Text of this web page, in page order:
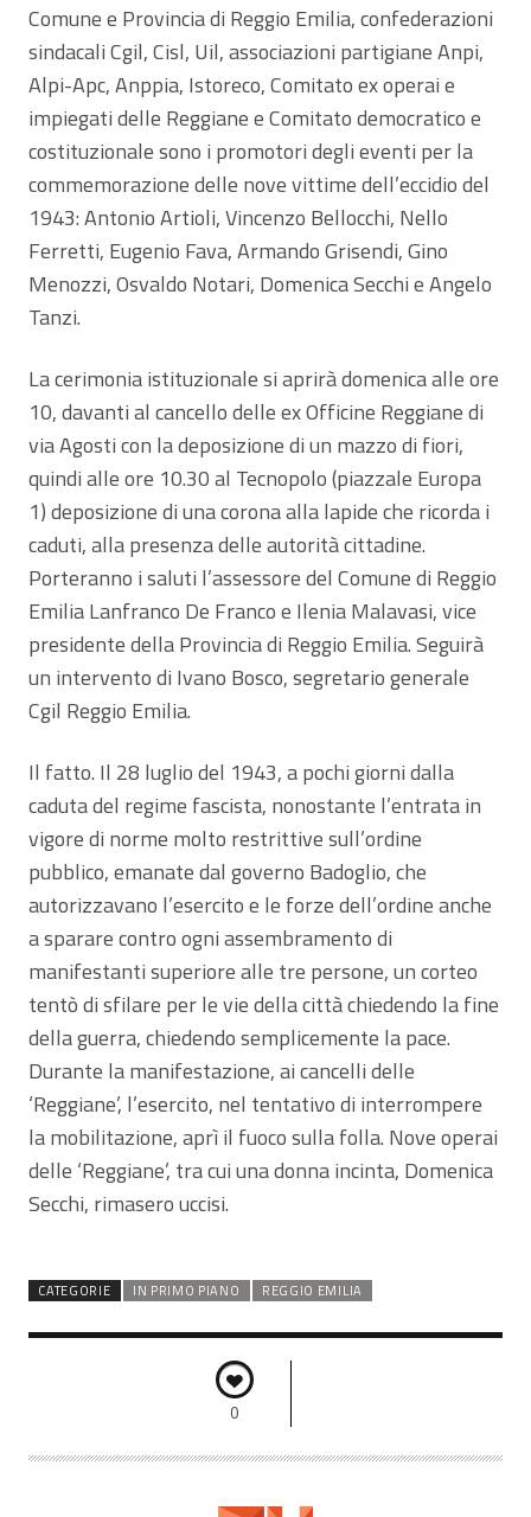
Comune e Provincia di Reggio Emilia, confederazioni
sindacali Cgil, Cisl, Uil, associazioni partigiane Anpi,
Alpi-Apc, Anppia, Istoreco, Comitato ex operai e
impiegati delle Reggiane e Comitato democratico e
costituzionale sono i promotori degli eventi per la
commemorazione delle nove vittime dell’eccidio del
1943: Antonio Artioli, Vincenzo Bellocchi, Nello
Ferretti, Eugenio Fava, Armando Grisendi, Gino
Menozzi, Osvaldo Notari, Domenica Secchi e Angelo
Tanzi.
La cerimonia istituzionale si aprirà domenica alle ore
10, davanti al cancello delle ex Officine Reggiane di
via Agosti con la deposizione di un mazzo di fiori,
quindi alle ore 10.30 al Tecnopolo (piazzale Europa
1) deposizione di una corona alla lapide che ricorda i
caduti, alla presenza delle autorità cittadine.
Porteranno i saluti l’assessore del Comune di Reggio
Emilia Lanfranco De Franco e Ilenia Malavasi, vice
presidente della Provincia di Reggio Emilia. Seguirà
un intervento di Ivano Bosco, segretario generale
Cgil Reggio Emilia.
Il fatto. Il 28 luglio del 1943, a pochi giorni dalla
caduta del regime fascista, nonostante l’entrata in
vigore di norme molto restrittive sull’ordine
pubblico, emanate dal governo Badoglio, che
autorizzavano l’esercito e le forze dell’ordine anche
a sparare contro ogni assembramento di
manifestanti superiore alle tre persone, un corteo
tentò di sfilare per le vie della città chiedendo la fine
della guerra, chiedendo semplicemente la pace.
Durante la manifestazione, ai cancelli delle
‘Reggiane’, l’esercito, nel tentativo di interrompere
la mobilitazione, aprì il fuoco sulla folla. Nove operai
delle ‘Reggiane’, tra cui una donna incinta, Domenica
Secchi, rimasero uccisi.
CATEGORIE IN PRIMO PIANO REGGIO EMILIA
0